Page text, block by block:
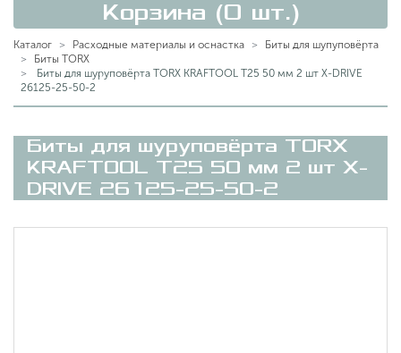
Вход в Личный Кабинет
Корзина (0 шт.)
Каталог Расходные материалы и оснастка
Биты для шупуповёрта
Биты TORX
Биты для шуруповёрта TORX KRAFTOOL Т25 50 мм 2 шт X-DRIVE
26125-25-50-2
Биты для шуруповёрта TORX
KRAFTOOL Т25 50 мм 2 шт X-
DRIVE 26125-25-50-2